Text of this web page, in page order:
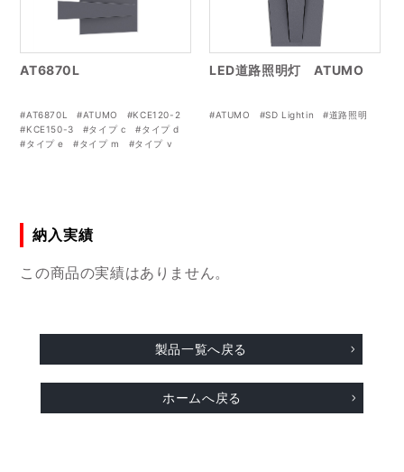
AT6870L
#AT6870L #ATUMO
#KCE120-2
#KCE150-3
#タイプ c
#タイプ d
#タイプ e
#タイプ m
#タイプ v
LED道路照明灯 ATUMO
#ATUMO #SD Lightin #道路照明
納入実績
この商品の実績はありません。
製品一覧へ戻る
ホームへ戻る